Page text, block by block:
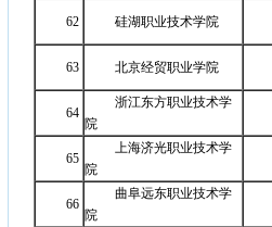
62 硅湖职业技术学院
63 北京经贸职业学院
64
浙江东方职业技术学
院
65
上海济光职业技术学
院
66
曲阜远东职业技术学
院